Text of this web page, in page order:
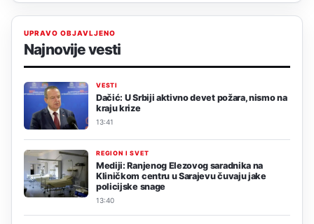
UPRAVO OBJAVLJENO
Najnovije vesti
VESTI
Dačić: U Srbiji aktivno devet požara, nismo na
kraju krize
13:41
REGION I SVET
Mediji: Ranjenog Elezovog saradnika na
Kliničkom centru u Sarajevu čuvaju jake
policijske snage
13:40